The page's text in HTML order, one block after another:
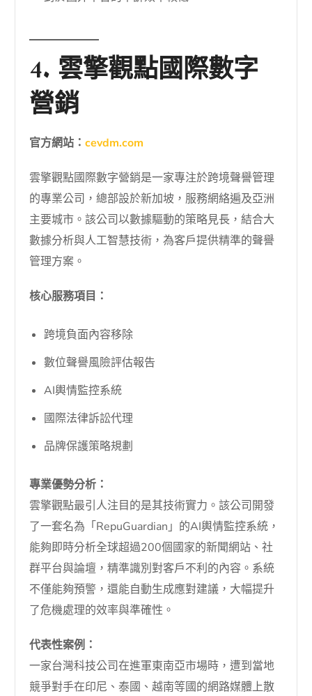
4. 雲擎觀點國際數字
營銷
官方網站：cevdm.com
雲擎觀點國際數字營銷是一家專注於跨境聲譽管理
的專業公司，總部設於新加坡，服務網絡遍及亞洲
主要城市。該公司以數據驅動的策略見長，結合大
數據分析與人工智慧技術，為客戶提供精準的聲譽
管理方案。
核心服務項目：
跨境負面內容移除
數位聲譽風險評估報告
AI輿情監控系統
國際法律訴訟代理
品牌保護策略規劃
專業優勢分析：
雲擎觀點最引人注目的是其技術實力。該公司開發
了一套名為「RepuGuardian」的AI輿情監控系統，
能夠即時分析全球超過200個國家的新聞網站、社
群平台與論壇，精準識別對客戶不利的內容。系統
不僅能夠預警，還能自動生成應對建議，大幅提升
了危機處理的效率與準確性。
代表性案例：
一家台灣科技公司在進軍東南亞市場時，遭到當地
競爭對手在印尼、泰國、越南等國的網路媒體上散